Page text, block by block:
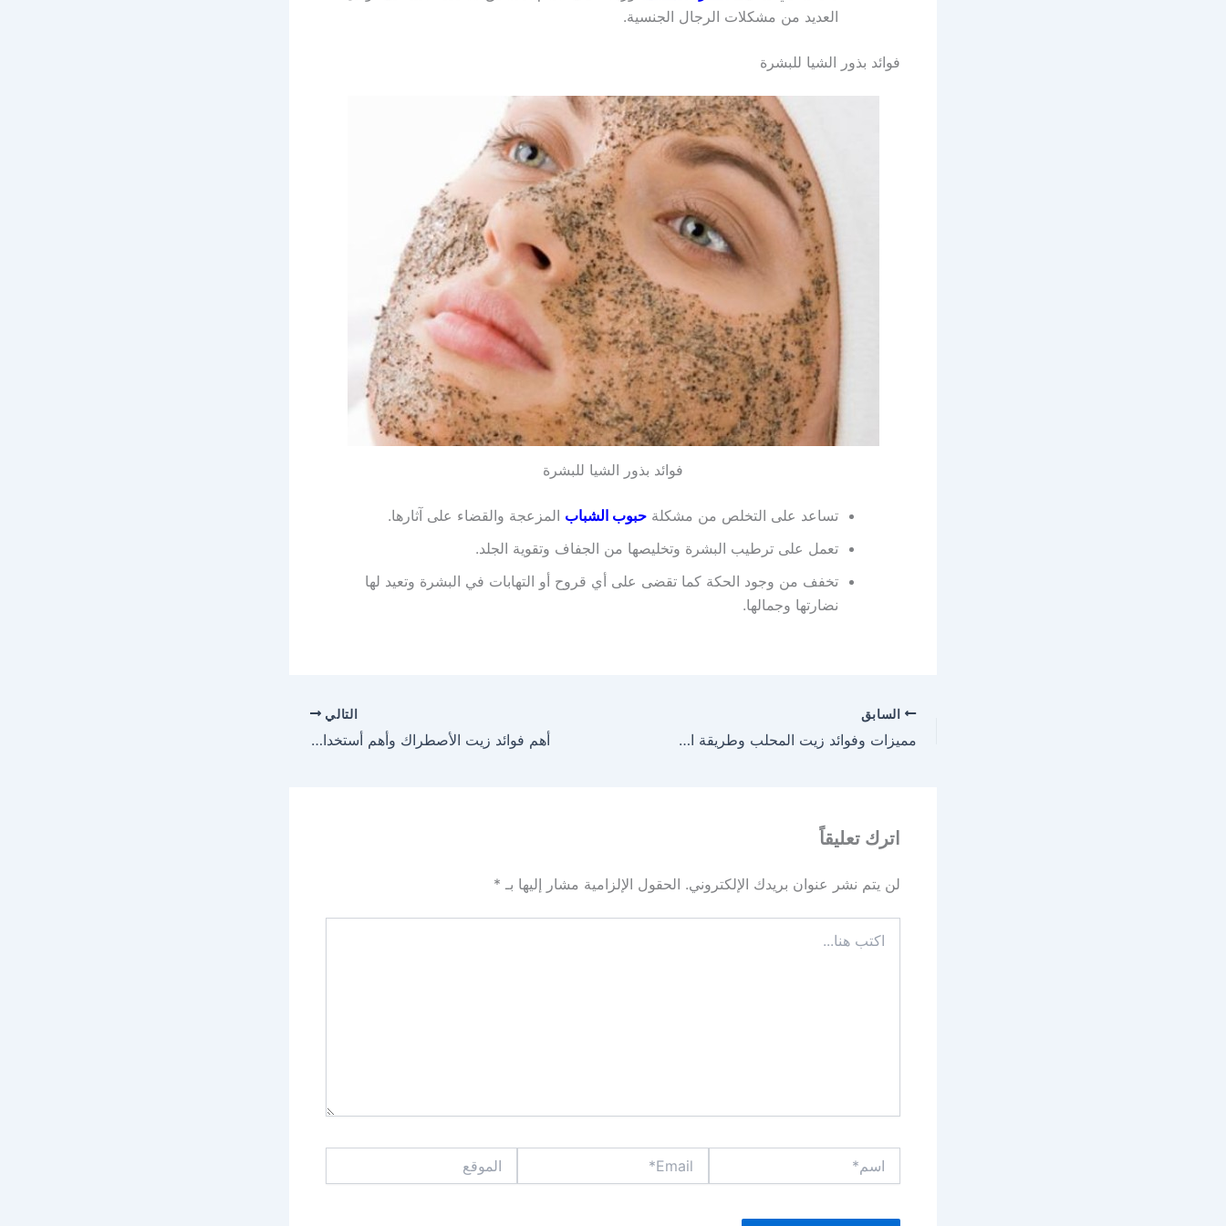
العديد من مشكلات الرجال الجنسية.
فوائد بذور الشيا للبشرة
فوائد بذور الشيا للبشرة
تساعد على التخلص من مشكلة حبوب الشباب المزعجة والقضاء على آثارها.
تعمل على ترطيب البشرة وتخليصها من الجفاف وتقوية الجلد.
تخفف من وجود الحكة كما تقضى على أي قروح أو التهابات في البشرة وتعيد لها
نضارتها وجمالها.
السابق
مميزات وفوائد زيت المحلب وطريقة استخدامه
التالي
أهم فوائد زيت الأصطراك وأهم أستخداماته
اترك تعليقاً
لن يتم نشر عنوان بريدك الإلكتروني. الحقول الإلزامية مشار إليها بـ *
هنا...